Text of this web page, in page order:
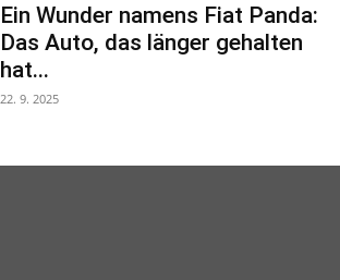
Ein Wunder namens Fiat Panda:
Das Auto, das länger gehalten
hat...
22. 9. 2025